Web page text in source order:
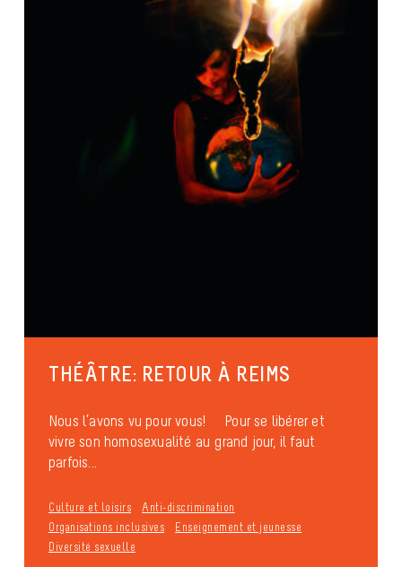
THÉÂTRE: RETOUR À REIMS
Nous l’avons vu pour vous! Pour se libérer et
vivre son homosexualité au grand jour, il faut
parfois...
Culture et loisirs
Anti-discrimination
Organisations inclusives
Enseignement et jeunesse
Diversité sexuelle